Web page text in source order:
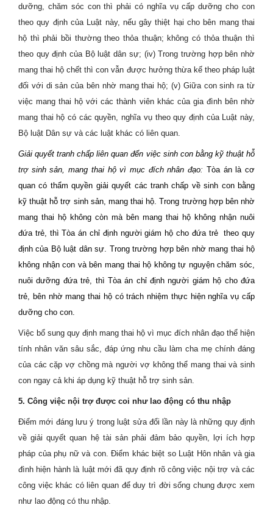
dưỡng, chăm sóc con thì phải có nghĩa vụ cấp dưỡng cho con
theo quy định của Luật này, nếu gây thiệt hại cho bên mang thai
hộ thì phải bồi thường theo thỏa thuận; không có thỏa thuận thì
theo quy định của Bộ luật dân sự; (iv) Trong trường hợp bên nhờ
mang thai hộ chết thì con vẫn được hưởng thừa kế theo pháp luật
đối với di sản của bên nhờ mang thai hộ; (v) Giữa con sinh ra từ
việc mang thai hộ với các thành viên khác của gia đình bên nhờ
mang thai hộ có các quyền, nghĩa vụ theo quy định của Luật này,
Bộ luật Dân sự và các luật khác có liên quan.
Giải quyết tranh chấp liên quan đến việc sinh con bằng kỹ thuật hỗ
trợ sinh sản, mang thai hộ vì mục đích nhân đạo: Tòa án là cơ
quan có thẩm quyền giải quyết các tranh chấp về sinh con bằng
kỹ thuật hỗ trợ sinh sản, mang thai hộ. Trong trường hợp bên nhờ
mang thai hộ không còn mà bên mang thai hộ không nhận nuôi
đứa trẻ, thì Tòa án chỉ định người giám hộ cho đứa trẻ
theo quy
định của Bộ luật dân sự. Trong trường hợp bên nhờ mang thai hộ
không nhận con và bên mang thai hộ không tự nguyện chăm sóc,
nuôi dưỡng đứa trẻ, thì Tòa án chỉ định người giám hộ cho đứa
trẻ, bên nhờ mang thai hộ có trách nhiệm thực hiện nghĩa vụ cấp
dưỡng cho con.
Việc bổ sung quy định mang thai hộ vì mục đích nhân đạo thể hiện
tính nhân văn sâu sắc, đáp ứng nhu cầu làm cha mẹ chính đáng
của các cặp vợ chồng mà người vợ không thể mang thai và sinh
con ngay cả khi áp dụng kỹ thuật hỗ trợ sinh sản.
5. Công việc nội trợ được coi như lao động có thu nhập
Điểm mới đáng lưu ý trong luật sửa đổi lần này là những quy định
về giải quyết quan hệ tài sản phải đảm bảo quyền, lợi ích hợp
pháp của phụ nữ và con. Điểm khác biệt so Luật Hôn nhân và gia
đình hiện hành là luật mới đã quy định rõ công việc nội trợ và các
công việc khác có liên quan để duy trì đời sống chung được xem
như lao động có thu nhập.